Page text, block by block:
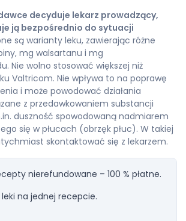
decyduje lekarz prowadzący,
ją bezpośrednio do sytuacji
są warianty leku, zawierając różne
mg walsartanu i mg
Nie wolno stosować większej niż
Valtricom. Nie wpływa to na poprawę
i może powodować działania
z przedawkowaniem substancji
duszność spowodowaną nadmiarem
się w płucach (obrzęk płuc). W takiej
skontaktować się z lekarzem.
nierefundowane – 100 % płatne.
na jednej recepcie.